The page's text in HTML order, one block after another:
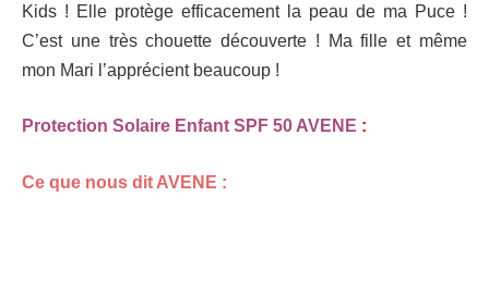
Kids ! Elle protège efficacement la peau de ma Puce !
C’est une très chouette découverte ! Ma fille et même
mon Mari l’apprécient beaucoup !
Protection Solaire Enfant SPF 50 AVENE :
Ce que nous dit AVENE :